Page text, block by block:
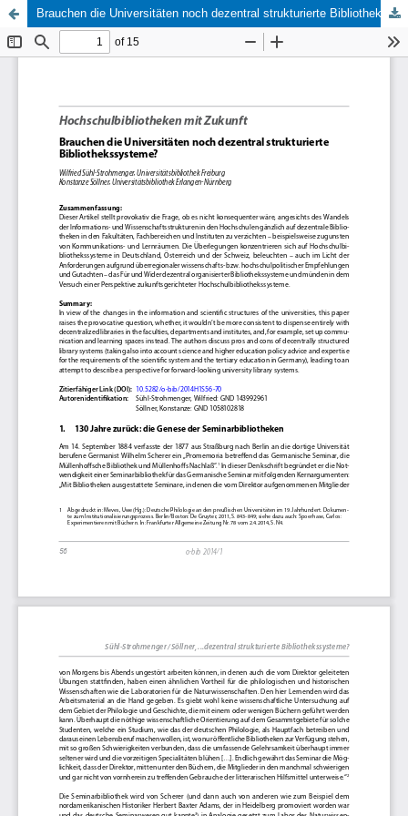
Brauchen die Universitäten noch dezentral strukturierte Bibliothekssysteme?